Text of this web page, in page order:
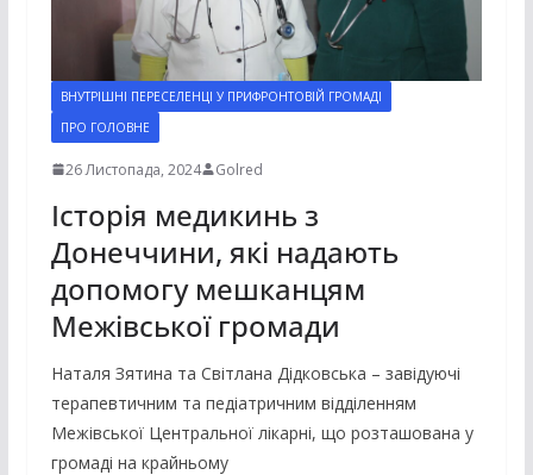
ВНУТРІШНІ ПЕРЕСЕЛЕНЦІ У ПРИФРОНТОВІЙ ГРОМАДІ
ПРО ГОЛОВНЕ
26 Листопада, 2024 Golred
Історія медикинь з
Донеччини, які надають
допомогу мешканцям
Межівської громади
Наталя Зятина та Світлана Дідковська – завідуючі
терапевтичним та педіатричним відділенням
Межівської Центральної лікарні, що розташована у
громаді на крайньому